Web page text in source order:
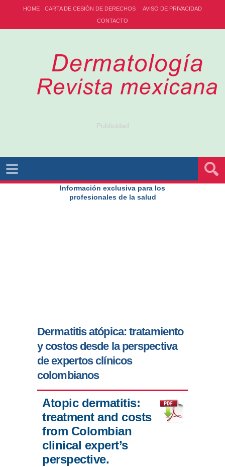
HOME CARTA DE CESIÓN DE DERECHOS
AVISO DE PRIVACIDAD
CONTACTO
Publicidad
Información exclusiva para los
profesionales de la salud
Dermatitis atópica: tratamiento
y costos desde la perspectiva
de expertos clínicos
colombianos
Atopic dermatitis:
treatment and costs
from Colombian
clinical expert’s
perspective.